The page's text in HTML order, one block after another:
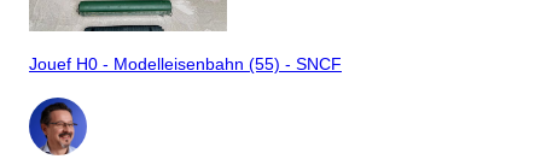
Jouef H0 - Modelleisenbahn (55) - SNCF